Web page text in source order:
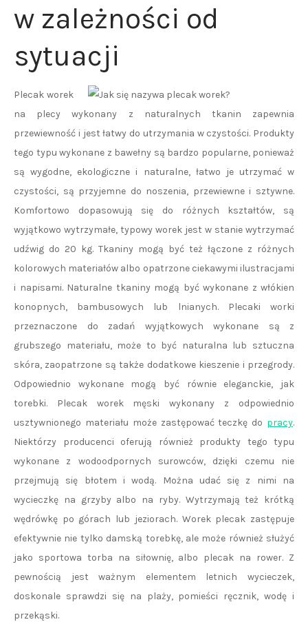
w zależności od
sytuacji
Plecak worek
na plecy wykonany z naturalnych tkanin zapewnia
przewiewność i jest łatwy do utrzymania w czystości. Produkty
tego typu wykonane z bawełny są bardzo popularne, ponieważ
są wygodne, ekologiczne i naturalne, łatwo je utrzymać w
czystości, są przyjemne do noszenia, przewiewne i sztywne.
Komfortowo dopasowują się do różnych kształtów, są
wyjątkowo wytrzymałe, typowy worek jest w stanie wytrzymać
udźwig do 20 kg. Tkaniny mogą być też łączone z różnych
kolorowych materiałów albo opatrzone ciekawymi ilustracjami
i napisami. Naturalne tkaniny mogą być wykonane z włókien
konopnych, bambusowych lub lnianych. Plecaki worki
przeznaczone do zadań wyjątkowych wykonane są z
grubszego materiału, może to być naturalna lub sztuczna
skóra, zaopatrzone są także dodatkowe kieszenie i przegrody.
Odpowiednio wykonane mogą być równie eleganckie, jak
torebki. Plecak worek męski wykonany z odpowiednio
usztywnionego materiału może zastępować teczkę do pracy.
Niektórzy producenci oferują również produkty tego typu
wykonane z wodoodpornych surowców, dzięki czemu nie
przejmują się błotem i wodą. Można udać się z nimi na
wycieczkę na grzyby albo na ryby. Wytrzymają też krótką
wędrówkę po górach lub jeziorach. Worek plecak zastępuje
efektywnie nie tylko damską torebkę, ale może również służyć
jako sportowa torba na siłownię, albo plecak na rower. Z
pewnością jest ważnym elementem letnich wycieczek,
doskonale sprawdzi się na plaży, pomieści ręcznik, wodę i
przekąski.